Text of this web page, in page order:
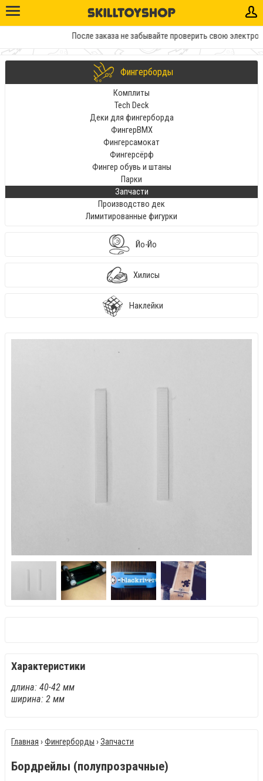
После заказа не забывайте проверить свою
Фингерборды
Комплиты
Tech Deck
Деки для фингерборда
ФингерBMX
Фингерсамокат
Фингерсёрф
Фингер обувь и штаны
Парки
Запчасти
Производство дек
Лимитированные фигурки
Йо-Йо
Хилисы
Наклейки
Характеристики
длина: 40-42 мм
ширина: 2 мм
Главная ›Фингерборды ›Запчасти
Бордрейлы (полупрозрачные)